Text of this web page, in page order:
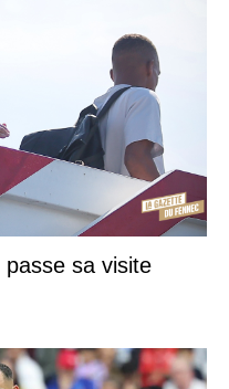
sa visite